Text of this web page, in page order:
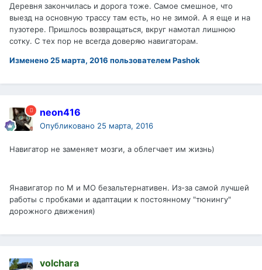
Деревня закончилась и дорога тоже. Самое смешное, что
выезд на основную трассу там есть, но не зимой. А я еще и на
пузотере. Пришлось возвращаться, вкруг намотал лишнюю
сотку. С тех пор не всегда доверяю навигаторам.
Изменено25 марта, 2016 пользователем Pashok
neon416
Опубликовано 25 марта, 2016
Навигатор не заменяет мозги, а облегчает им жизнь)
Янавигатор по М и МО безальтернативен. Из-за самой лучшей
работы с пробками и адаптации к постоянному "тюнингу"
дорожного движения)
volchara